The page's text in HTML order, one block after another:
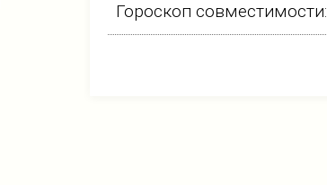
Гороскоп совместимости: